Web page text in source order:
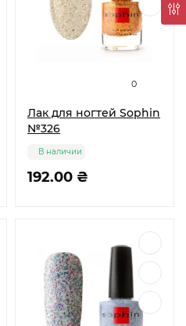
0
Лак для ногтей Sophin
№326
192.00 ₴
В наличии